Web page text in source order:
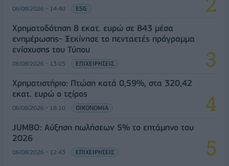
06/08/2026 - 14:40 ESG
Χρηματοδότηση 8 εκατ. ευρώ σε 843 μέσα
ενημέρωσης- Ξεκίνησε το πενταετές πρόγραμμα
ενίσχυσης του Τύπου
06/08/2026 - 13:05 ΕΠΙΧΕΙΡΗΣΕΙΣ
Χρηματιστήριο: Πτώση κατά 0,59%, στα 320,42
εκατ. ευρώ ο τζίρος
06/08/2026 - 18:10 ΟΙΚΟΝΟΜΙΑ
JUMBO: Αύξηση πωλήσεων 5% το επτάμηνο του
2026
06/08/2026 - 12:43 ΕΠΙΧΕΙΡΗΣΕΙΣ